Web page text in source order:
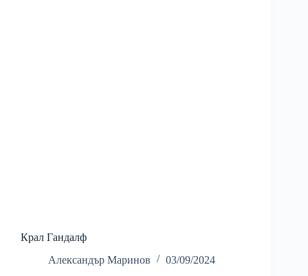
Крал Гандалф
Александър Маринов
03/09/2024